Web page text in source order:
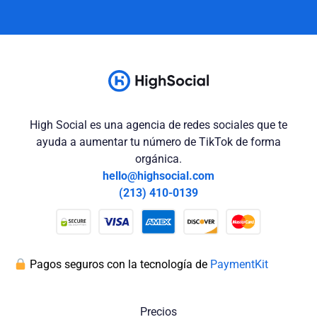
High Social es una agencia de redes sociales que te
ayuda a aumentar tu número de TikTok de forma
orgánica.
hello@highsocial.com
(213) 410-0139
Pagos seguros con la tecnología de PaymentKit
Precios